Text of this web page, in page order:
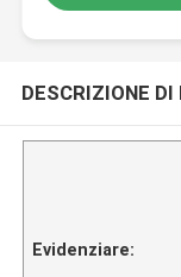
DESCRIZIONE
Evidenziare: